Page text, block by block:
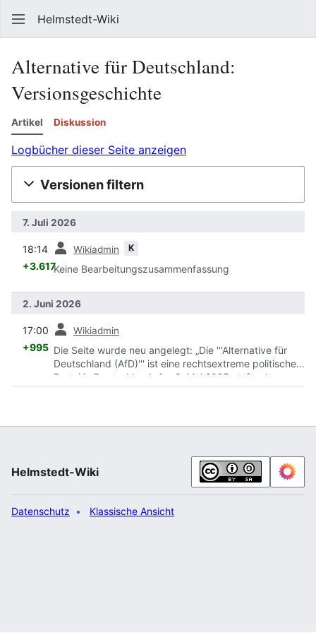
Helmstedt-Wiki
Alternative für Deutschland:
Versionsgeschichte
Artikel Diskussion
Logbücher dieser Seite anzeigen
Versionen filtern
7. Juli 2026
18:14 Wikiadmin K
+3.617Keine Bearbeitungszusammenfassung
2. Juni 2026
17:00 Wikiadmin
+995 Die Seite wurde neu angelegt: „Die '''Alternative für
Deutschland (AfD)''' ist eine rechtsextreme politische
Partei in Deutschland. Am 2. Mai 2025 stufte das
Bezirksverbänden nur Kreisverbände und
gegebenenfalls Stadtver…“
Helmstedt-Wiki
Datenschutz Klassische Ansicht